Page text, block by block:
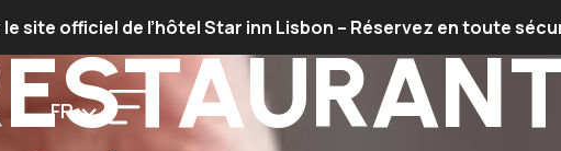
le site officiel de l’hôtel Star inn Lisbon – Réservez en toute
FR